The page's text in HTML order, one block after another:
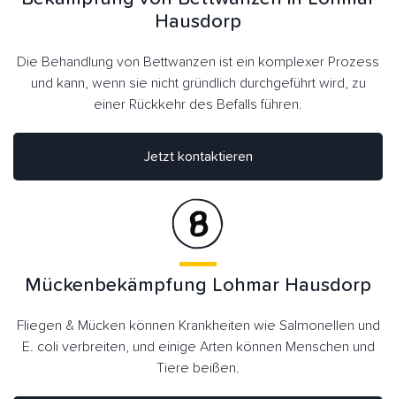
Hausdorp
Die Behandlung von Bettwanzen ist ein komplexer Prozess
und kann, wenn sie nicht gründlich durchgeführt wird, zu
einer Rückkehr des Befalls führen.
Jetzt kontaktieren
Mückenbekämpfung Lohmar Hausdorp
Fliegen & Mücken können Krankheiten wie Salmonellen und
E. coli verbreiten, und einige Arten können Menschen und
Tiere beißen.